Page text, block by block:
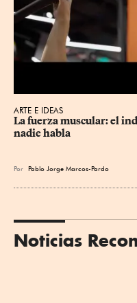
ARTE E IDEAS
La fuerza muscular: el
nadie habla
Por Pablo Jorge Marcos-Pardo
Noticias